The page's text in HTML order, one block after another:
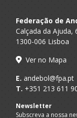
Federação de
Calçada da Ajuda,
1300-006 Lisboa
Ver no Mapa
E. andebol@fpa.pt
T. +351 213 611
Newsletter
Subscreva a nossa